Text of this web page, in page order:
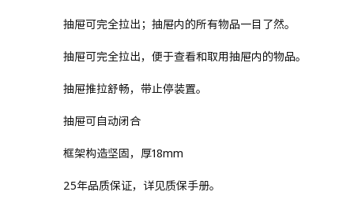
抽屉可完全拉出；抽屉内的所有物品一目了然。
抽屉可完全拉出，便于查看和取用抽屉内的物品。
抽屉推拉舒畅，带止停装置。
抽屉可自动闭合
框架构造坚固，厚18mm
25年品质保证，详见质保手册。